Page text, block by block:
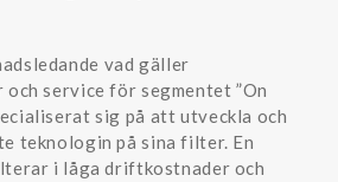
vad gäller
service för segmentet ”On
sig på att utveckla och
teknologin på sina filter. En
i låga driftkostnader och